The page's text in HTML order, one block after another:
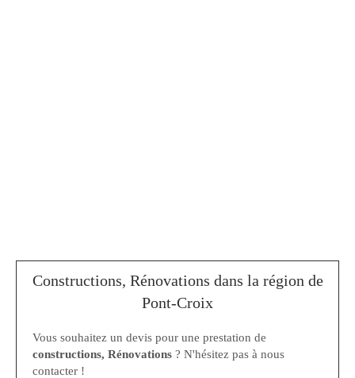
Constructions, Rénovations dans la région de
Pont-Croix
Vous souhaitez un devis pour une prestation de
constructions, Rénovations ? N'hésitez pas à nous
contacter !